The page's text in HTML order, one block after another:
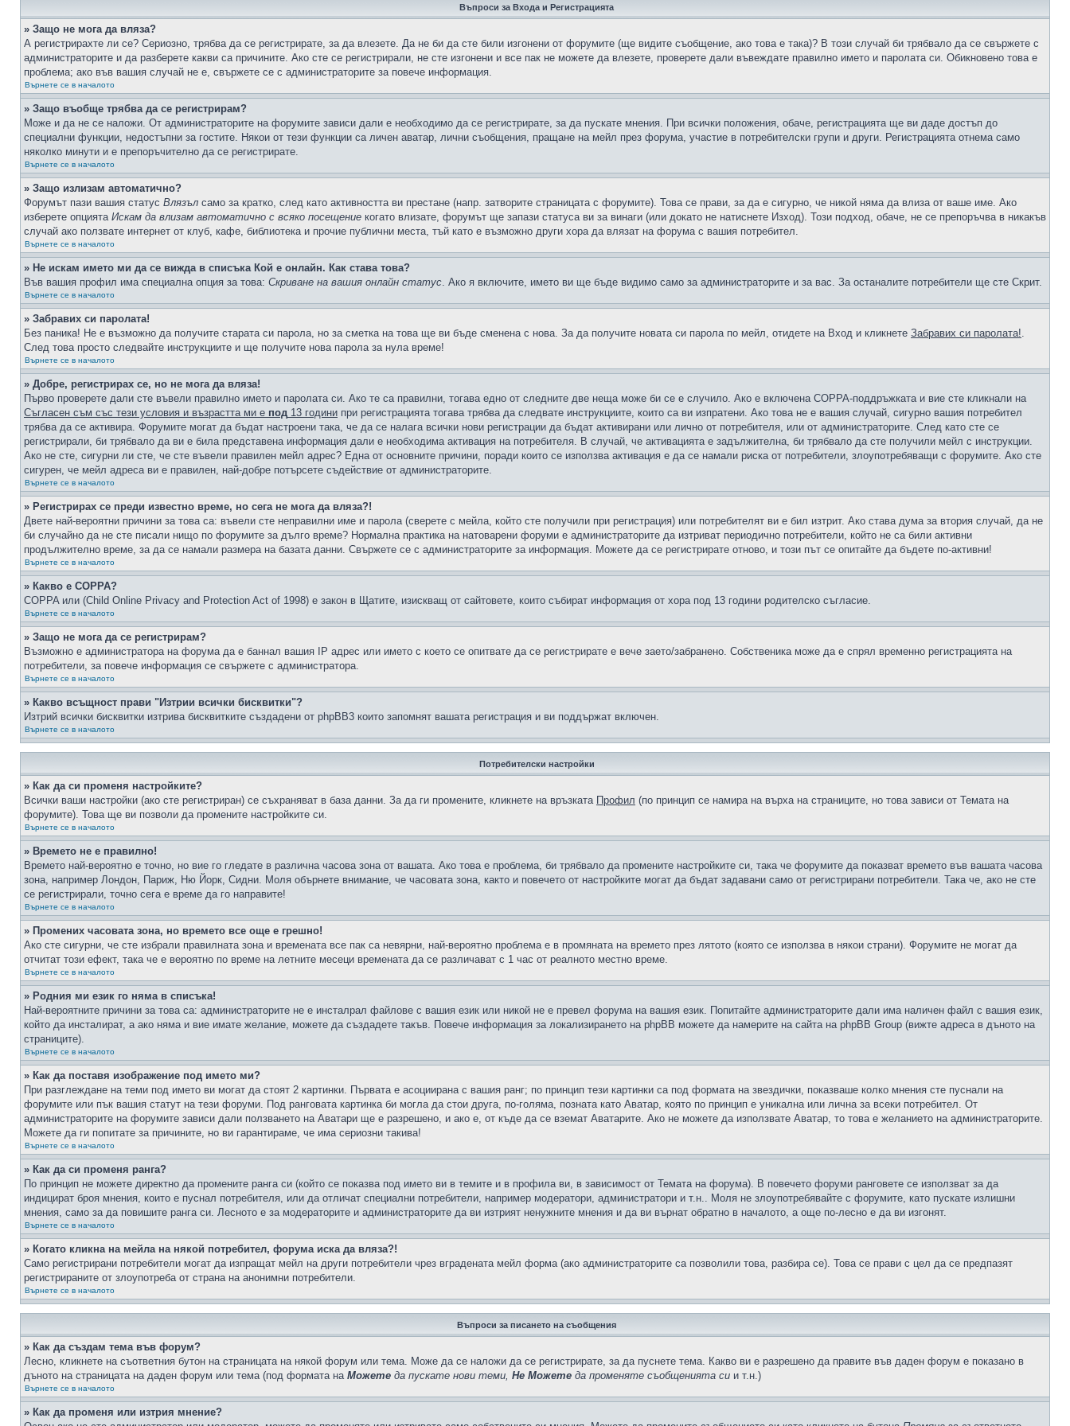
Въпроси за Входа и Регистрацията
» Защо не мога да вляза?
А регистрирахте ли се? Сериозно, трябва да се регистрирате, за да влезете. Да не би да сте били изгонени от форумите (ще видите съобщение, ако това е така)? В този случай би трябвало да се свържете с
администраторите и да разберете какви са причините. Ако сте се регистрирали, не сте изгонени и все пак не можете да влезете, проверете дали въвеждате правилно името и паролата си. Обикновено това е
проблема; ако във вашия случай не е, свържете се с администраторите за повече информация.
Върнете се в началото
» Защо въобще трябва да се регистрирам?
Може и да не се наложи. От администраторите на форумите зависи дали е необходимо да се регистрирате, за да пускате мнения. При всички положения, обаче, регистрацията ще ви даде достъп до
специални функции, недостъпни за гостите. Някои от тези функции са личен аватар, лични съобщения, пращане на мейл през форума, участие в потребителски групи и други. Регистрацията отнема само
няколко минути и е препоръчително да се регистрирате.
Върнете се в началото
» Защо излизам автоматично?
Форумът пази вашия статус Влязъл само за кратко, след като активността ви престане (напр. затворите страницата с форумите). Това се прави, за да е сигурно, че никой няма да влиза от ваше име. Ако
изберете опцията Искам да влизам автоматично с всяко посещение когато влизате, форумът ще запази статуса ви за винаги (или докато не натиснете Изход). Този подход, обаче, не се препоръчва в никакъв
случай ако ползвате интернет от клуб, кафе, библиотека и прочие публични места, тъй като е възможно други хора да влязат на форума с вашия потребител.
Върнете се в началото
» Не искам името ми да се вижда в списъка Кой е онлайн. Как става това?
Във вашия профил има специална опция за това: Скриване на вашия онлайн статус. Ако я включите, името ви ще бъде видимо само за администраторите и за вас. За останалите потребители ще сте Скрит.
Върнете се в началото
» Забравих си паролата!
Без паника! Не е възможно да получите старата си парола, но за сметка на това ще ви бъде сменена с нова. За да получите новата си парола по мейл, отидете на Вход и кликнете Забравих си паролата!.
След това просто следвайте инструкциите и ще получите нова парола за нула време!
Върнете се в началото
» Добре, регистрирах се, но не мога да вляза!
Първо проверете дали сте въвели правилно името и паролата си. Ако те са правилни, тогава едно от следните две неща може би се е случило. Ако е включена COPPA-поддръжката и вие сте кликнали на
Съгласен съм със тези условия и възрастта ми е под 13 години при регистрацията тогава трябва да следвате инструкциите, които са ви изпратени. Ако това не е вашия случай, сигурно вашия потребител
трябва да се активира. Форумите могат да бъдат настроени така, че да се налага всички нови регистрации да бъдат активирани или лично от потребителя, или от администраторите. След като сте се
регистрирали, би трябвало да ви е била представена информация дали е необходима активация на потребителя. В случай, че активацията е задължителна, би трябвало да сте получили мейл с инструкции.
Ако не сте, сигурни ли сте, че сте въвели правилен мейл адрес? Една от основните причини, поради които се използва активация е да се намали риска от потребители, злоупотребяващи с форумите. Ако сте
сигурен, че мейл адреса ви е правилен, най-добре потърсете съдействие от администраторите.
Върнете се в началото
» Регистрирах се преди известно време, но сега не мога да вляза?!
Двете най-вероятни причини за това са: въвели сте неправилни име и парола (сверете с мейла, който сте получили при регистрация) или потребителят ви е бил изтрит. Ако става дума за втория случай, да не
би случайно да не сте писали нищо по форумите за дълго време? Нормална практика на натоварени форуми е администраторите да изтриват периодично потребители, който не са били активни
продължително време, за да се намали размера на базата данни. Свържете се с администраторите за информация. Можете да се регистрирате отново, и този път се опитайте да бъдете по-активни!
Върнете се в началото
» Какво е COPPA?
COPPA или (Child Online Privacy and Protection Act of 1998) е закон в Щатите, изискващ от сайтовете, които събират информация от хора под 13 години родителско съгласие.
Върнете се в началото
» Защо не мога да се регистрирам?
Възможно е администратора на форума да е баннал вашия IP адрес или името с което се опитвате да се регистрирате е вече заето/забранено. Собственика може да е спрял временно регистрацията на
потребители, за повече информация се свържете с администратора.
Върнете се в началото
» Какво всъщност прави "Изтрии всички бисквитки"?
Изтрий всички бисквитки изтрива бисквитките създадени от phpBB3 които запомнят вашата регистрация и ви поддържат включен.
Върнете се в началото
Потребителски настройки
» Как да си променя настройките?
Всички ваши настройки (ако сте регистриран) се съхраняват в база данни. За да ги промените, кликнете на връзката Профил (по принцип се намира на върха на страниците, но това зависи от Темата на
форумите). Това ще ви позволи да промените настройките си.
Върнете се в началото
» Времето не е правилно!
Времето най-вероятно е точно, но вие го гледате в различна часова зона от вашата. Ако това е проблема, би трябвало да промените настройките си, така че форумите да показват времето във вашата часова
зона, например Лондон, Париж, Ню Йорк, Сидни. Моля обърнете внимание, че часовата зона, както и повечето от настройките могат да бъдат задавани само от регистрирани потребители. Така че, ако не сте
се регистрирали, точно сега е време да го направите!
Върнете се в началото
» Промених часовата зона, но времето все още е грешно!
Ако сте сигурни, че сте избрали правилната зона и времената все пак са невярни, най-вероятно проблема е в промяната на времето през лятото (която се използва в някои страни). Форумите не могат да
отчитат този ефект, така че е вероятно по време на летните месеци времената да се различават с 1 час от реалното местно време.
Върнете се в началото
» Родния ми език го няма в списъка!
Най-вероятните причини за това са: администраторите не е инсталрал файлове с вашия език или никой не е превел форума на вашия език. Попитайте администраторите дали има наличен файл с вашия език,
който да инсталират, а ако няма и вие имате желание, можете да създадете такъв. Повече информация за локализирането на phpBB можете да намерите на сайта на phpBB Group (вижте адреса в дъното на
страниците).
Върнете се в началото
» Как да поставя изображение под името ми?
При разглеждане на теми под името ви могат да стоят 2 картинки. Първата е асоциирана с вашия ранг; по принцип тези картинки са под формата на звездички, показваше колко мнения сте пуснали на
форумите или пък вашия статут на тези форуми. Под ранговата картинка би могла да стои друга, по-голяма, позната като Аватар, която по принцип е уникална или лична за всеки потребител. От
администраторите на форумите зависи дали ползването на Аватари ще е разрешено, и ако е, от къде да се вземат Аватарите. Ако не можете да използвате Аватар, то това е желанието на администраторите.
Можете да ги попитате за причините, но ви гарантираме, че има сериозни такива!
Върнете се в началото
» Как да си променя ранга?
По принцип не можете директно да промените ранга си (който се показва под името ви в темите и в профила ви, в зависимост от Темата на форума). В повечето форуми ранговете се използват за да
индицират броя мнения, които е пуснал потребителя, или да отличат специални потребители, например модератори, администратори и т.н.. Моля не злоупотребявайте с форумите, като пускате излишни
мнения, само за да повишите ранга си. Лесното е за модераторите и администраторите да ви изтрият ненужните мнения и да ви върнат обратно в началото, а още по-лесно е да ви изгонят.
Върнете се в началото
» Когато кликна на мейла на някой потребител, форума иска да вляза?!
Само регистрирани потребители могат да изпращат мейл на други потребители чрез вградената мейл форма (ако администраторите са позволили това, разбира се). Това се прави с цел да се предпазят
регистрираните от злоупотреба от страна на анонимни потребители.
Върнете се в началото
Въпроси за писането на съобщения
» Как да създам тема във форум?
Лесно, кликнете на съответния бутон на страницата на някой форум или тема. Може да се наложи да се регистрирате, за да пуснете тема. Какво ви е разрешено да правите във даден форум е показано в
дъното на страницата на даден форум или тема (под формата на Можете да пускате нови теми, Не Можете да променяте съобщенията си и т.н.)
Върнете се в началото
» Как да променя или изтрия мнение?